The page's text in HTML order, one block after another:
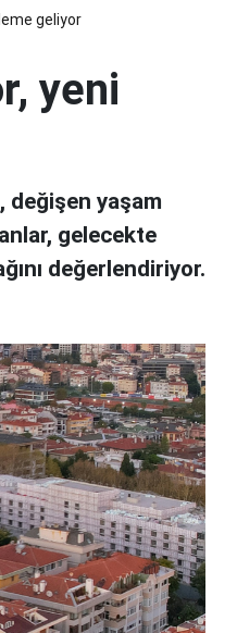
geliyor
yeni
değişen yaşam
gelecekte
değerlendiriyor.